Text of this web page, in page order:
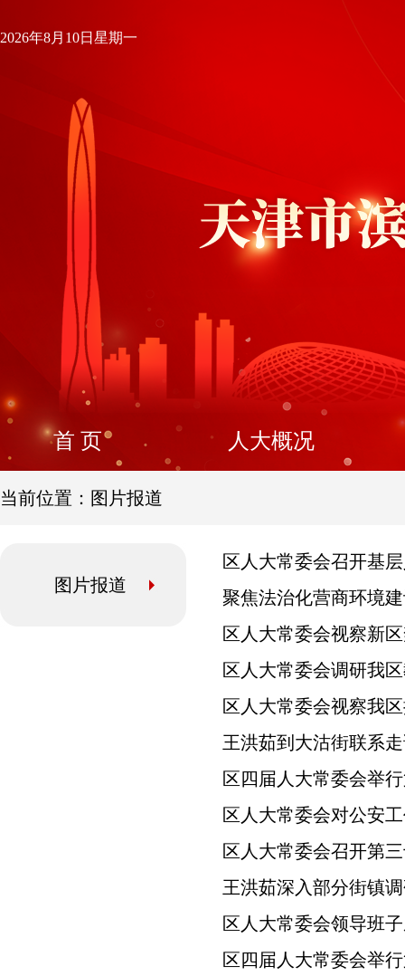
2026年8月10日星期一
首 页 人大概况
当前位置：图片报道
图片报道
区人大常委会召开基
聚焦法治化营商环境
区人大常委会视察新
区人大常委会调研我
区人大常委会视察我
王洪茹到大沽街联系
区四届人大常委会举
区人大常委会对公安
区人大常委会召开第
王洪茹深入部分街镇
区人大常委会领导班
区四届人大常委会举